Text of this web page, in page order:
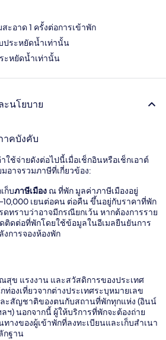
ะอาด 1 ครั้งต่อการเข้าพัก
ประหยัดน้ำเท่านั้น
ะหยัดน้ำเท่านั้น
ะนโยบาย
าคบังคับ
ใช้จ่ายดังต่อไปนี้เมื่อเช็กอินหรือเช็กเอาต์
อาจรวมภาษีที่เกี่ยวข้อง:
ก็บภาษีเมือง ณ ที่พัก มูลค่าภาษีเมืองอยู่
เยนต่อคน ต่อคืน ขึ้นอยู่กับราคาที่พัก
ทราบว่าอาจมีกรณียกเว้น หากต้องการราย
ติดต่อที่พักโดยใช้ข้อมูลในอีเมลยืนยันการ
งการจองห้องพัก
สุข แรงงาน และสวัสดิการของประเทศ
องเที่ยวจากต่างประเทศระบุหมายเลข
ะสัญชาติของตนกับสถานที่พักทุกแห่ง (อินน์
ฯ) นอกจากนี้ ผู้ให้บริการที่พักจะต้องถ่าย
ทางของผู้เข้าพักที่ลงทะเบียนและเก็บสำเนา
กฐาน